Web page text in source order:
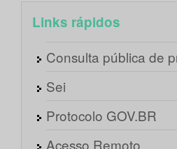
Links rápidos
Consulta pública de
Sei
Protocolo GOV.BR
Acesso Remoto